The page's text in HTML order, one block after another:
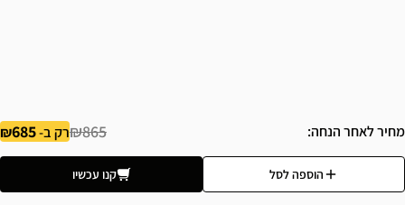
מחיר לאחר הנחה ₪865רק ב-685
הוספה לסל קנו עכשיו